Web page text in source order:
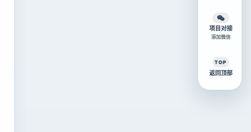
项目对接
添加微信
TOP
返回顶部